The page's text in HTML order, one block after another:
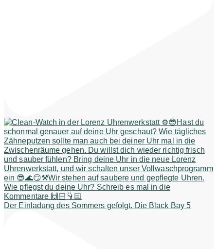
Der Einladung des Sommers gefolgt. Die Black Bay 5